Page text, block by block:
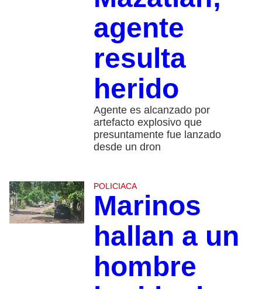
agente
resulta
herido
Agente es alcanzado por
artefacto explosivo que
presuntamente fue lanzado
desde un dron
POLICIACA
Marinos
hallan a un
hombre